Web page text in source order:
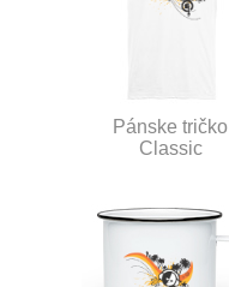
Pánske tričko
Classic